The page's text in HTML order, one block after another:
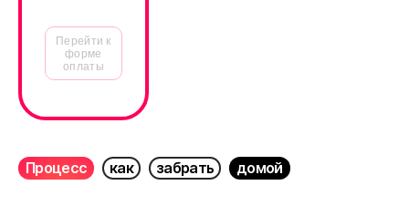
Перейти к
форме
оплаты
Процесс как забрать домой